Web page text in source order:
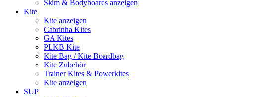
Skim & Bodyboards anzeigen
Kite
Kite anzeigen
Cabrinha Kites
GA Kites
PLKB Kite
Kite Bag / Kite Boardbag
Kite Zubehör
Trainer Kites & Powerkites
Kite anzeigen
SUP